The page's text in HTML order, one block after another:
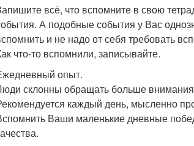
всё, что вспомните в свою
А подобные события у Вас
и не надо от себя требовать
что-то вспомнили, записывайте.
опыт.
склонны обращать больше внимания
каждый день, мысленно
Ваши маленькие дневные